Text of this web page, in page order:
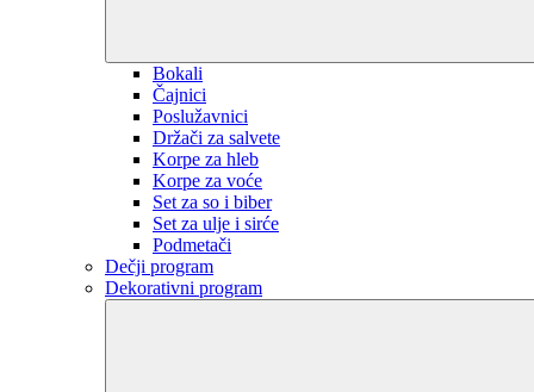
Bokali
Čajnici
Poslužavnici
Držači za salvete
Korpe za hleb
Korpe za voće
Set za so i biber
Set za ulje i sirće
Podmetači
Dečji program
Dekorativni program